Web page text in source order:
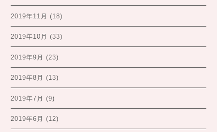
2019年11月 (18)
2019年10月 (33)
2019年9月 (23)
2019年8月 (13)
2019年7月 (9)
2019年6月 (12)